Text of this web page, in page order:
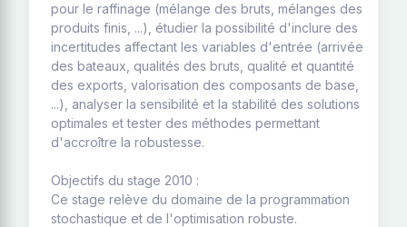
pour le raffinage (mélange des bruts, mélanges des
produits finis, ...), étudier la possibilité d'inclure des
incertitudes affectant les variables d'entrée (arrivée
des bateaux, qualités des bruts, qualité et quantité
des exports, valorisation des composants de base,
...), analyser la sensibilité et la stabilité des solutions
optimales et tester des méthodes permettant
d'accroître la robustesse.
Objectifs du stage 2010 :
Ce stage relève du domaine de la programmation
stochastique et de l'optimisation robuste.